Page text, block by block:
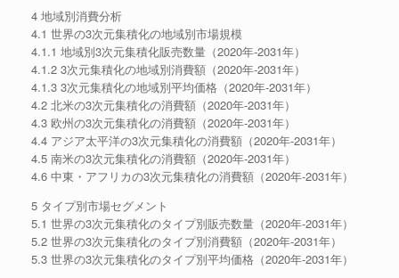
4 地域別消費分析
4.1 世界の3次元集積化の地域別市場規模
4.1.1 地域別3次元集積化販売数量（2020年-2031年）
4.1.2 3次元集積化の地域別消費額（2020年-2031年）
4.1.3 3次元集積化の地域別平均価格（2020年-2031年）
4.2 北米の3次元集積化の消費額（2020年-2031年）
4.3 欧州の3次元集積化の消費額（2020年-2031年）
4.4 アジア太平洋の3次元集積化の消費額（2020年-2031年）
4.5 南米の3次元集積化の消費額（2020年-2031年）
4.6 中東・アフリカの3次元集積化の消費額（2020年-2031年）
5 タイプ別市場セグメント
5.1 世界の3次元集積化のタイプ別販売数量（2020年-2031年）
5.2 世界の3次元集積化のタイプ別消費額（2020年-2031年）
5.3 世界の3次元集積化のタイプ別平均価格（2020年-2031年）